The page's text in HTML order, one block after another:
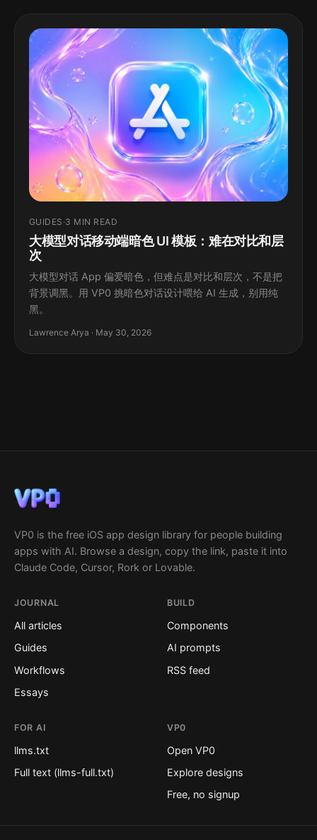
GUIDES ·3 MIN READ
大模型对话移动端暗色 UI 模板：难在对比和层
次
大模型对话 App 偏爱暗色，但难点是对比和层次，不是把
背景调黑。用 VP0 挑暗色对话设计喂给 AI 生成，别用纯
黑。
Lawrence Arya · May 30, 2026
VP0 is the free iOS app design library for people building
apps with AI. Browse a design, copy the link, paste it into
Claude Code, Cursor, Rork or Lovable.
JOURNAL
All articles
Guides
Workflows
Essays
BUILD
Components
AI prompts
RSS feed
FOR AI
llms.txt
Full text (llms-full.txt)
VP0
Open VP0
Explore designs
Free, no signup